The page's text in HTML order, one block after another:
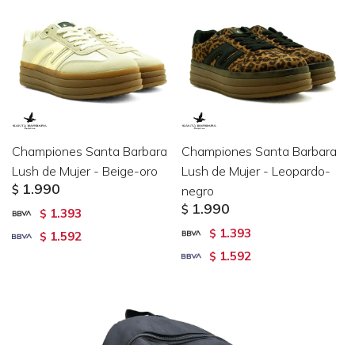
Championes Santa Barbara
Lush de Mujer - Beige-oro
$ 1.990
$ 1.393
$ 1.592
Championes Santa Barbara
Lush de Mujer - Leopardo-
negro
$ 1.990
$ 1.393
$ 1.592